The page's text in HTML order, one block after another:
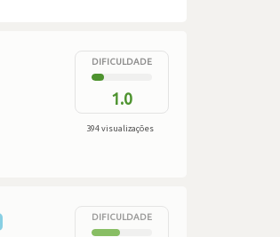
DIFICULDADE
1.0
394 visualizações
DIFICULDADE